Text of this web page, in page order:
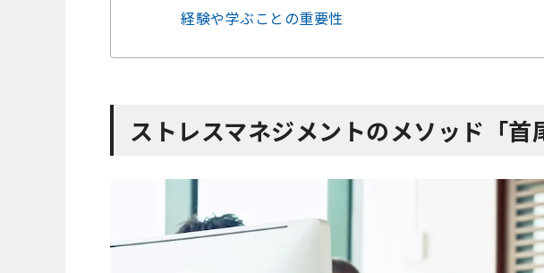
経験や学ぶことの重要性
ストレスマネジメントのメソッド「首